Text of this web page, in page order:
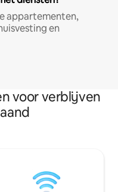
appartementen,
en
voor verblijven